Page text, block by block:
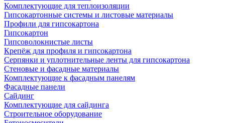
Комплектующие для теплоизоляции
Гипсокартонные системы и листовые материалы
Профили для гипсокартона
Гипсокартон
Гипсоволокнистые листы
Крепёж для профиля и гипсокартона
Серпянки и уплотнительные ленты для гипсокартона
Стеновые и фасадные материалы
Комплектующие к фасадным панелям
Фасадные панели
Сайдинг
Комплектующие для сайдинга
Строительное оборудование